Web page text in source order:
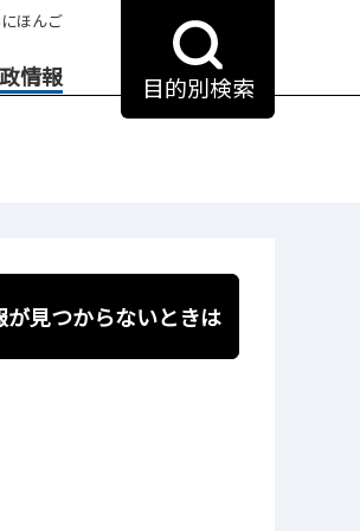
ほんご
情報 目的別検索
が見つからないときは